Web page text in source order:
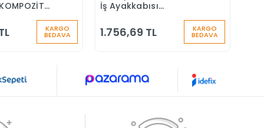
KARGO
BEDAVA
İş Ayakkabısı
1.756,69 TL KARGO
BEDAVA